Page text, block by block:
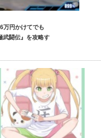
万円かけてでも
武闘伝』を攻略す